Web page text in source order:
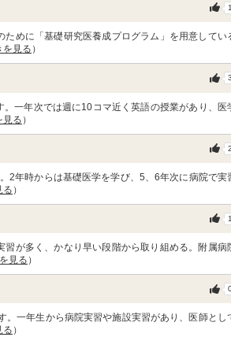
1
めに「基礎研究医養成プログラム」を用意してい
を見る ）
3
一年次では週に10コマ近く英語の授業があり、医
見る ）
2
2年時からは基礎医学を学び、5、6年次に病院で実
る ）
1
が多く、かなり早い段階から取り組める。附属病
見る ）
一年生から病院実習や施設実習があり、医師とし
る ）